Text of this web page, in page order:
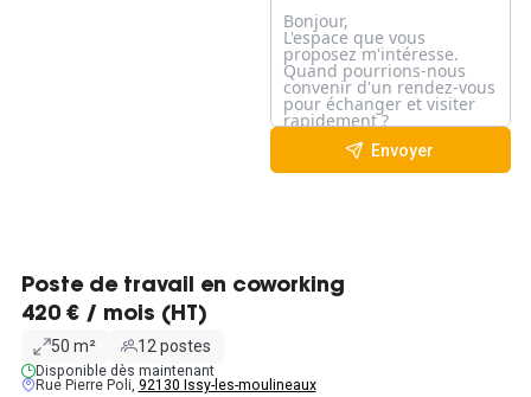
Envoyer
Poste de travail en coworking
420 € / mois (HT)
50 m² 12 postes
Disponible dès maintenant
Rue Pierre Poli, 92130 Issy-les-moulineaux